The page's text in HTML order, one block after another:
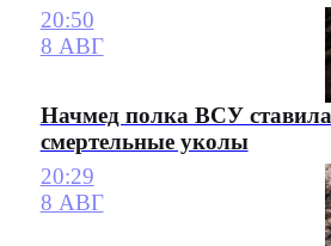
20:50
8 АВГ
Начмед полка ВСУ
смертельные уколы
20:29
8 АВГ